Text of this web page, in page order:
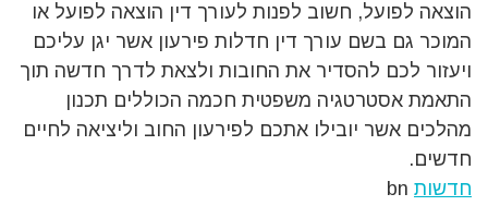
הוצאה לפועל, חשוב לפנות לעורך דין הוצאה לפועל או
המוכר גם בשם עורך דין חדלות פירעון אשר יגן עליכם
ויעזור לכם להסדיר את החובות ולצאת לדרך חדשה תוך
התאמת אסטרטגיה משפטית חכמה הכוללים תכנון
מהלכים אשר יובילו אתכם לפירעון החוב וליציאה לחיים
חדשים.
חדשות